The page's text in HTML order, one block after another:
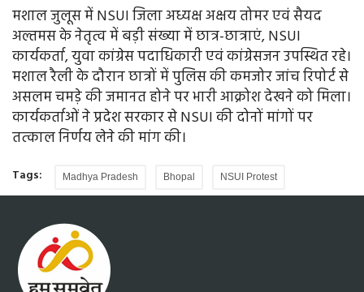
मशाल जुलूस में NSUI जिला अध्यक्ष अक्षय तोमर एवं सैयद
अल्तमस के नेतृत्व में बड़ी संख्या में छात्र-छात्राएं, NSUI
कार्यकर्ता, युवा कांग्रेस पदाधिकारी एवं कांग्रेसजन उपस्थित रहे।
मशाल रैली के दौरान छात्रों में पुलिस की कमजोर जांच रिपोर्ट से
असलम चमड़े की जमानत होने पर भारी आक्रोश देखने को मिला।
कार्यकर्ताओं ने प्रदेश सरकार से NSUI की दोनों मांगों पर
तत्काल निर्णय लेने की मांग की।
Tags: Madhya Pradesh Bhopal NSUI Protest